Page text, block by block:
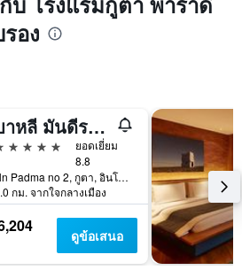
อง
บาหลี มันดีรา บีช รีสอร์ท & สปา
ดาว
ยอดเยี่ยม
8.8
Jln Padma no 2, กูตา, อินโดนีเซีย
กม. จากใจกลางเมือง
ดูข้อเสนอ